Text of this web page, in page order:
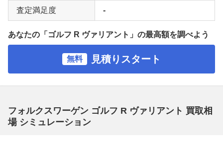
査定満足度 -
あなたの「ゴルフ R ヴァリアント」の最高額を調べよう
無料 見積りスタート
フォルクスワーゲン ゴルフ R ヴァリアント 買取相
場 シミュレーション